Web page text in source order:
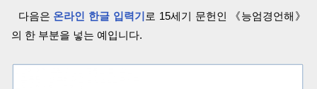
다음은 온라인 한글 입력기 로 15세기 문헌인 《능엄경언해》
의 한 부분을 넣는 예입니다.